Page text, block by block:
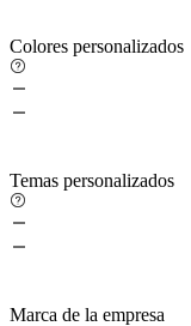
Colores personalizados
Temas personalizados
Marca de la empresa